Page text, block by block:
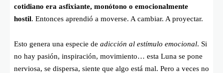
cotidiano era asfixiante, monótono o emocionalmente
hostil. Entonces aprendió a moverse. A cambiar. A proyectar.
Esto genera una especie de adicción al estímulo emocional. Si
no hay pasión, inspiración, movimiento… esta Luna se pone
nerviosa, se dispersa, siente que algo está mal. Pero a veces no